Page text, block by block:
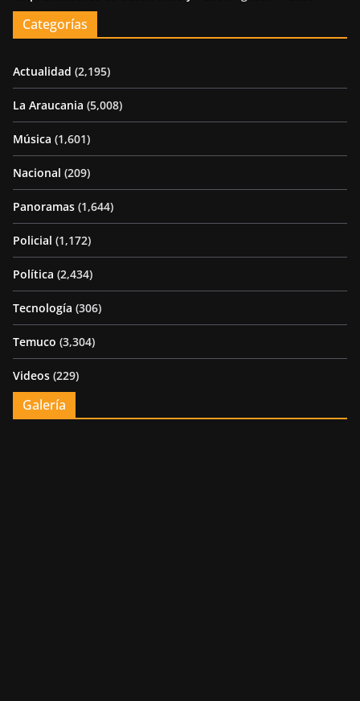
Categorías
Actualidad (2,195)
La Araucania (5,008)
Música (1,601)
Nacional (209)
Panoramas (1,644)
Policial (1,172)
Política (2,434)
Tecnología (306)
Temuco (3,304)
Videos (229)
Galería